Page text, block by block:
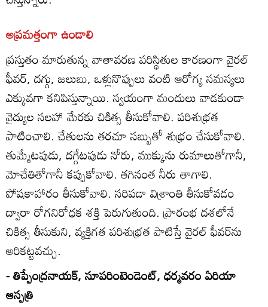
అప్రమత్తంగా ఉండాలి
ప్రస్తుతం మారుతున్న వాతావరణ పరిస్థితుల కారణంగా వైరల్‌
ఫీవర్‌, దగ్గు, జలుబు, ఒళ్లునొప్పులు వంటి ఆరోగ్య సమస్యలు
ఎక్కువగా కనిపిస్తున్నాయి. స్వయంగా మందులు వాడకుండా
వైద్యుల సలహా మేరకు చికిత్స తీసుకోవాలి. పరిశుభ్రత
పాటించాలి. చేతులను తరచూ సబ్బుతో శుభ్రం చేసుకోవాలి.
తుమ్మేటపుడు, దగ్గేటపుడు నోరు, ముక్కును రుమాలుతోగానీ,
మోచేతితోగానీ కప్పుకోవాలి. తగినంత నీరు తాగాలి.
పోషకాహారం తీసుకోవాలి. సరిపడా విశ్రాంతి తీసుకోవడం
ద్వారా రోగనిరోధక శక్తి పెరుగుతుంది. ప్రారంభ దశలోనే
చికిత్స తీసుకుని, వ్యక్తిగత పరిశుభ్రత పాటిస్తే వైరల్‌ ఫీవర్‌ను
అరికట్టవచ్చు.
- తిప్పేంద్రనాయక్‌, సూపరింటెండెంట్‌, ధర్మవరం ఏరియా
ఆస్పత్రి